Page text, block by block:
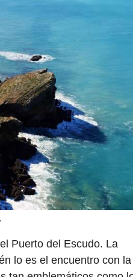
Puerto del Escudo. La
lo es el encuentro con la